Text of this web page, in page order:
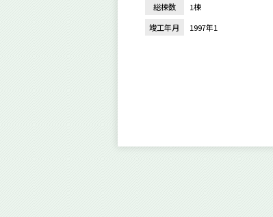
総棟数
1棟
竣工年月
1997年1